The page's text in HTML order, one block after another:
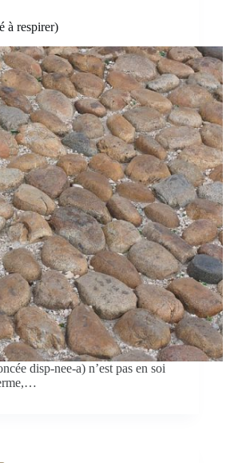
à respirer)
disp-nee-a) n’est pas en soi